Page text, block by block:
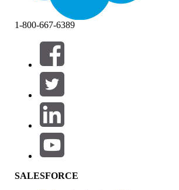
Filtros (0)
SELECIONAR FILTROS
Área de produtos
Impacto do recurso
1-800-667-6389
SALESFORCE